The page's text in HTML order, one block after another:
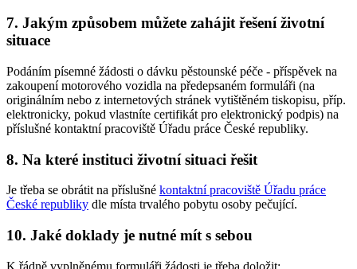
7. Jakým způsobem můžete zahájit řešení životní
situace
Podáním písemné žádosti o dávku pěstounské péče - příspěvek na
zakoupení motorového vozidla na předepsaném formuláři (na
originálním nebo z internetových stránek vytištěném tiskopisu, příp.
elektronicky, pokud vlastníte certifikát pro elektronický podpis) na
příslušné kontaktní pracoviště Úřadu práce České republiky.
8. Na které instituci životní situaci řešit
Je třeba se obrátit na příslušné kontaktní pracoviště Úřadu práce
České republiky dle místa trvalého pobytu osoby pečující.
10. Jaké doklady je nutné mít s sebou
K řádně vyplněnému formuláři žádosti je třeba doložit: